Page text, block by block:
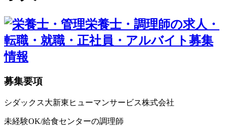
募集要項
シダックス大新東ヒューマンサービス株式会社
未経験OK/給食センターの調理師